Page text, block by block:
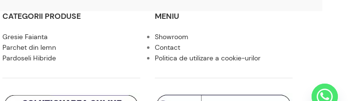
CATEGORII PRODUSE
Gresie Faianta
Parchet din lemn
Pardoseli Hibride
MENIU
Showroom
Contact
Politica de utilizare a cookie-urilor